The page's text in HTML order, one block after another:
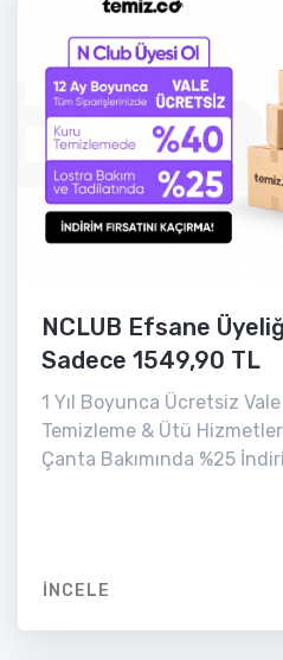
NCLUB Efsane
Sadece 1549,90 TL
1 Yıl Boyunca Ücretsiz
Temizleme & Ütü
Çanta Bakımında %25
İNCELE